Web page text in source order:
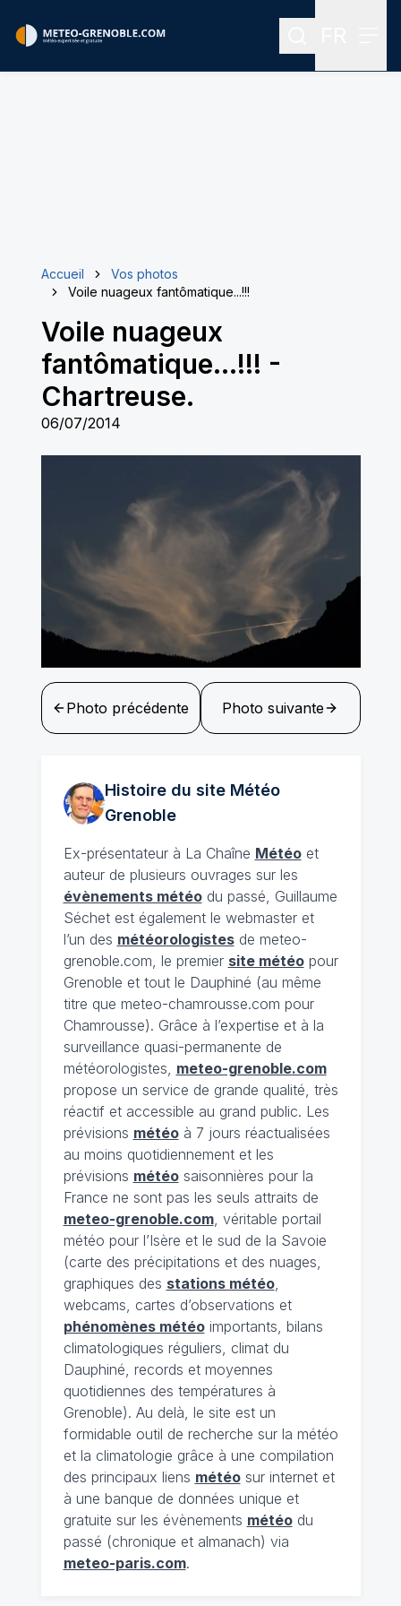
Rechercher
Accueil
Vos photos
Voile nuageux fantômatique...!!!
Voile nuageux
fantômatique...!!! -
Chartreuse.
06/07/2014
Photo précédente Photo suivante
Histoire du site Météo
Grenoble
Ex-présentateur à La Chaîne Météoet
auteur de plusieurs ouvrages sur les
évènements météodu passé, Guillaume
Séchet est également le webmaster et
l’un des météorologistesde meteo-
grenoble.com, le premier site météopour
Grenoble et tout le Dauphiné (au même
titre que meteo-chamrousse.com pour
Chamrousse). Grâce à l’expertise et à la
surveillance quasi-permanente de
météorologistes, meteo-grenoble.com
propose un service de grande qualité, très
réactif et accessible au grand public. Les
prévisions météoà 7 jours réactualisées
au moins quotidiennement et les
prévisions météosaisonnières pour la
France ne sont pas les seuls attraits de
meteo-grenoble.com, véritable portail
météo pour l’Isère et le sud de la Savoie
(carte des précipitations et des nuages,
graphiques des stations météo,
webcams, cartes d’observations et
phénomènes météoimportants, bilans
climatologiques réguliers, climat du
Dauphiné, records et moyennes
quotidiennes des températures à
Grenoble). Au delà, le site est un
formidable outil de recherche sur la météo
et la climatologie grâce à une compilation
des principaux liens météosur internet et
à une banque de données unique et
gratuite sur les évènements météodu
passé (chronique et almanach) via
meteo-paris.com.